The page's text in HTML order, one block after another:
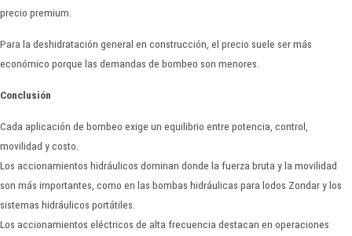
precio premium.
Para la deshidratación general en construcción, el precio suele ser más
económico porque las demandas de bombeo son menores.
Conclusión
Cada aplicación de bombeo exige un equilibrio entre potencia, control,
movilidad y costo.
Los accionamientos hidráulicos dominan donde la fuerza bruta y la movilidad
son más importantes, como en las bombas hidráulicas para lodos Zondar y los
sistemas hidráulicos portátiles.
Los accionamientos eléctricos de alta frecuencia destacan en operaciones